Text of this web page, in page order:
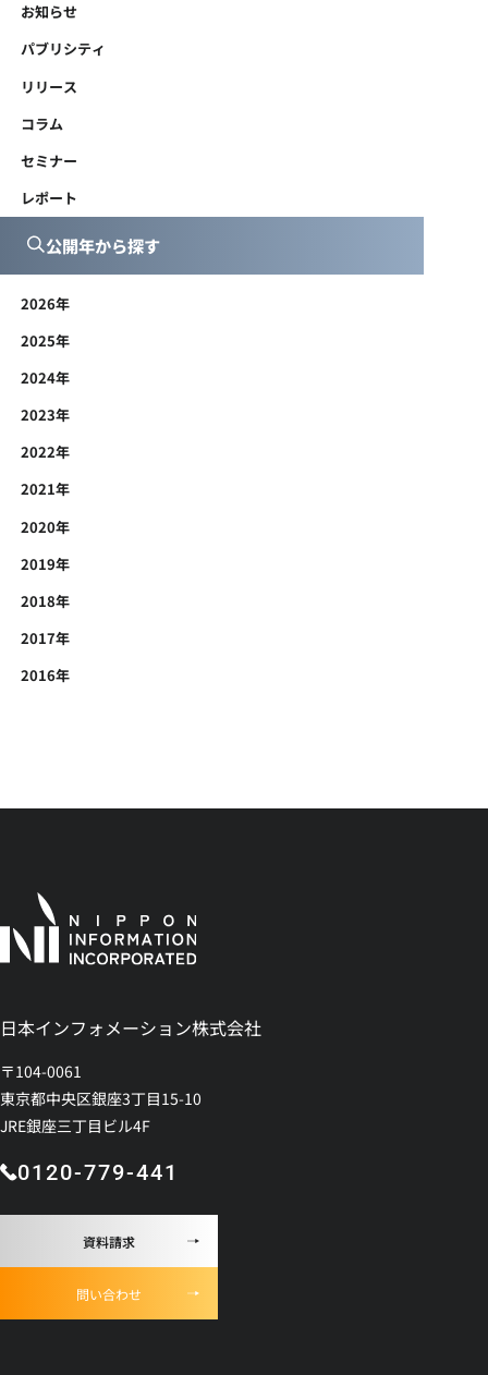
お知らせ
パブリシティ
リリース
コラム
セミナー
レポート
公開年から探す
2026年
2025年
2024年
2023年
2022年
2021年
2020年
2019年
2018年
2017年
2016年
日本インフォメーション株式会社
〒104-0061
東京都中央区銀座3丁目15-10
JRE銀座三丁目ビル4F
0120-779-441
資料請求
問い合わせ